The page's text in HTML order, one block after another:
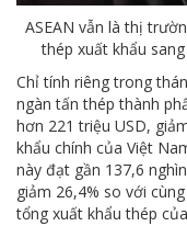
ASEAN vẫn là thị
thép xuất khẩu
Chỉ tính riêng trong
ngàn tấn thép thành
hơn 221 triệu USD,
khẩu chính của Việt
này đạt gần 137,6
giảm 26,4% so với
tổng xuất khẩu thép